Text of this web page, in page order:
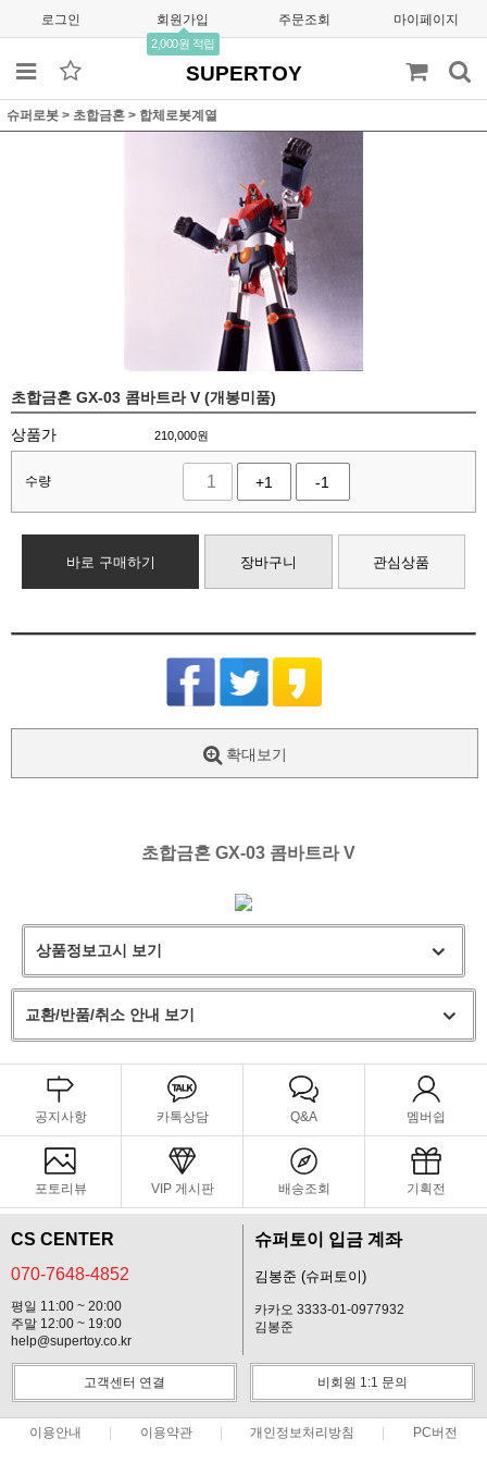
로그인 회원가입
2,000원 적립
주문조회 마이페이지
SUPERTOY
슈퍼로봇 > 초합금혼 > 합체로봇계열
초합금혼 GX-03 콤바트라 V (개봉미품)
상품가 210,000원
수량 +1 -1
바로 구매하기 장바구니 관심상품
확대보기
초합금혼 GX-03 콤바트라 V
상품정보고시 보기
교환/반품/취소 안내 보기
공지사항 카톡상담 Q&A 멤버쉽
포토리뷰 VIP 게시판 배송조회 기획전
CS CENTER
070-7648-4852
평일 11:00 ~ 20:00
주말 12:00 ~ 19:00
help@supertoy.co.kr
슈퍼토이 입금 계좌
김봉준 (슈퍼토이)
카카오 3333-01-0977932
김봉준
고객센터 연결 비회원 1:1 문의
이용안내 이용약관 개인정보처리방침 PC버전